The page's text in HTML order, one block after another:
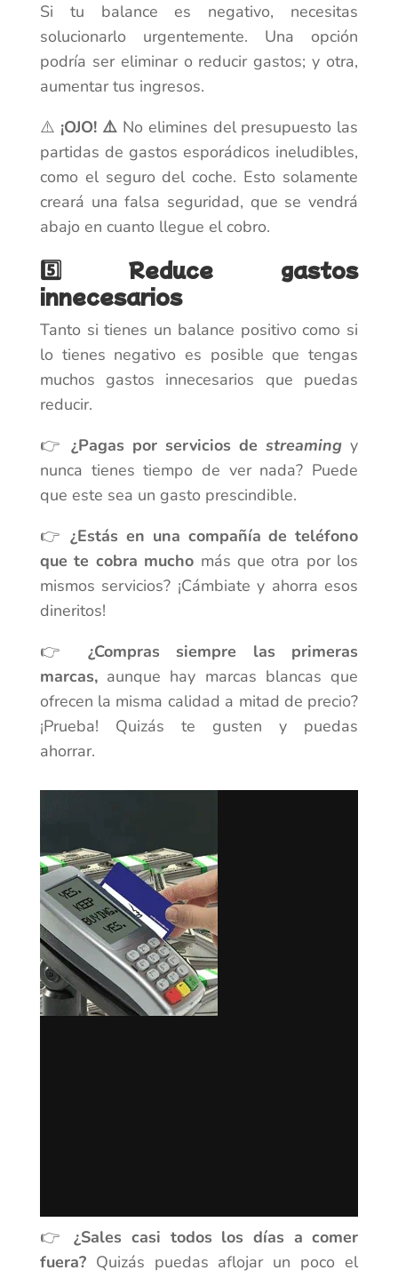
Si tu balance es negativo, necesitas
solucionarlo urgentemente. Una opción
podría ser eliminar o reducir gastos; y otra,
aumentar tus ingresos.
⚠️ ¡OJO! ⚠️ No elimines del presupuesto las
partidas de gastos esporádicos ineludibles,
como el seguro del coche. Esto solamente
creará una falsa seguridad, que se vendrá
abajo en cuanto llegue el cobro.
5️⃣ Reduce gastos
innecesarios
Tanto si tienes un balance positivo como si
lo tienes negativo es posible que tengas
muchos gastos innecesarios que puedas
reducir.
👉 ¿Pagas por servicios destreaming y
nunca tienes tiempo de ver nada? Puede
que este sea un gasto prescindible.
👉¿Estás en una compañía de teléfono
que te cobra mucho más que otra por los
mismos servicios? ¡Cámbiate y ahorra esos
dineritos!
👉
¿Compras siempre las primeras
marcas,aunque hay marcas blancas que
ofrecen la misma calidad a mitad de precio?
¡Prueba! Quizás te gusten y puedas
ahorrar.
👉
¿Sales casi todos los días a comer
fuera?Quizás puedas aflojar un poco el